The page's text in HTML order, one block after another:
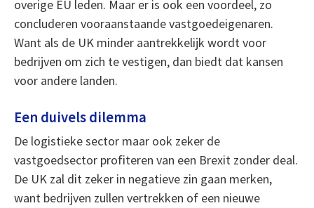
overige EU leden. Maar er is ook een voordeel, zo
concluderen vooraanstaande vastgoedeigenaren.
Want als de UK minder aantrekkelijk wordt voor
bedrijven om zich te vestigen, dan biedt dat kansen
voor andere landen.
Een duivels dilemma
De logistieke sector maar ook zeker de
vastgoedsector profiteren van een Brexit zonder deal.
De UK zal dit zeker in negatieve zin gaan merken,
want bedrijven zullen vertrekken of een nieuwe